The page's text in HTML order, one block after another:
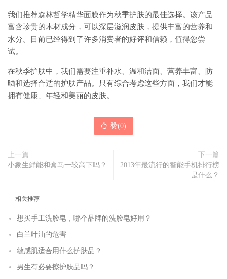
我们推荐森林哲学精华面膜作为秋季护肤的最佳选择。该产品
富含珍贵的木材成分，可以深层滋润皮肤，提供丰富的营养和
水分。目前已经得到了许多消费者的好评和信赖，值得您尝
试。
在秋季护肤中，我们需要注重补水、温和洁面、营养丰富、防
晒和选择合适的护肤产品。只有综合考虑这些方面，我们才能
拥有健康、年轻和美丽的皮肤。
赞(0)
上一篇
小象生鲜能和盒马一较高下吗？
下一篇
2013年最流行的智能手机排行榜
是什么？
相关推荐
想买手工洗脸皂，哪个品牌的洗脸皂好用？
白兰叶油的危害
敏感肌适合用什么护肤品？
男生有必要擦护肤品吗？